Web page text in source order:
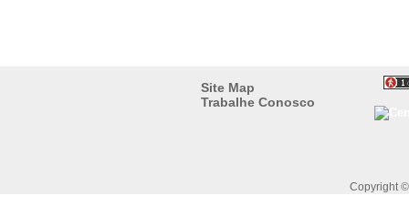
Copyright
Site Map
Trabalhe Conosco